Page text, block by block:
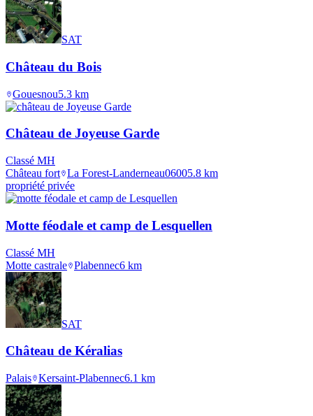
SAT
Château du Bois
Gouesnou5.3 km
Château de Joyeuse Garde
Classé MH
Château fort La Forest-Landerneau06005.8 km
propriété privée
Motte féodale et camp de Lesquellen
Classé MH
Motte castrale Plabennec6 km
SAT
Château de Kéralias
Palais Kersaint-Plabennec6.1 km